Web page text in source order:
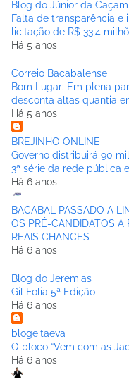
Blog do Júnior da
Falta de transparência
licitação de R$ 33,4
Há 5 anos
Correio Bacabalense
Bom Lugar: Em plena
desconta altas quantia
Há 5 anos
BREJINHO ONLINE
Governo distribuirá 90
3ª série da rede pública
Há 6 anos
BACABAL PASSADO A
OS PRÉ-CANDIDATOS A
REAIS CHANCES
Há 6 anos
Blog do Jeremias
Gil Folia 5ª Edição
Há 6 anos
blogeitaeva
O bloco “Vem com as
Há 6 anos